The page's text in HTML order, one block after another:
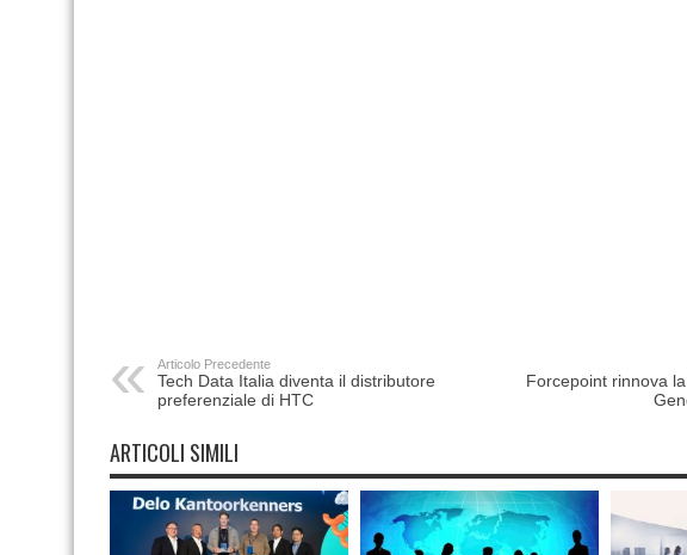
Articolo Precedente
Tech Data Italia diventa il distributore
preferenziale di HTC
Forcepoint rinnova
ARTICOLI SIMILI